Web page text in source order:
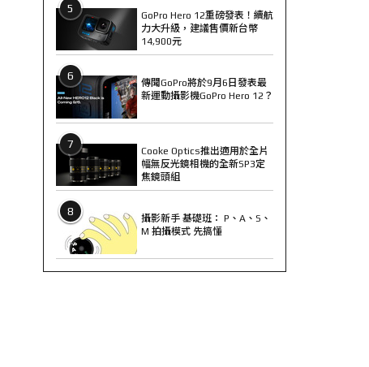
5
GoPro Hero 12重磅發表！續航
力大升級，建議售價新台幣
14,900元
6
傳聞GoPro將於9月6日發表最
新運動攝影機GoPro Hero 12？
7
Cooke Optics推出適用於全片
幅無反光鏡相機的全新SP3定
焦鏡頭組
8
攝影新手 基礎班： P、A、S、
M 拍攝模式 先搞懂